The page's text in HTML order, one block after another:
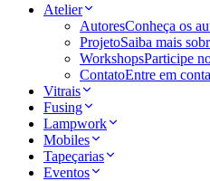
Atelier
AutoresConheça os
ProjetoSaiba mais
WorkshopsParticipe
ContatoEntre em
Vitrais
Fusing
Lampwork
Mobiles
Tapeçarias
Eventos